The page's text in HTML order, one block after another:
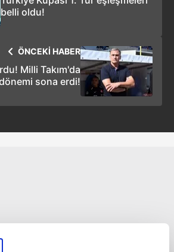
belli oldu!
ÖNCEKİ HABER
Milli Takım'da
sona erdi!